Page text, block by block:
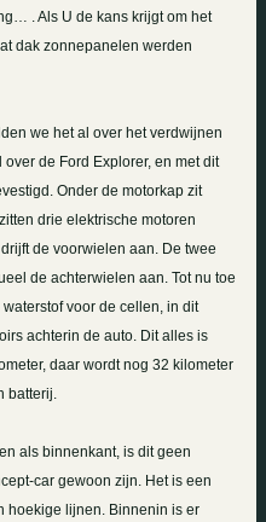
. Als U de kans krijgt om het
dak zonnepanelen werden
we het al over het verdwijnen
de Ford Explorer, en met dit
Onder de motorkap zit
drie elektrische motoren
de voorwielen aan. De twee
de achterwielen aan. Tot nu toe
voor de cellen, in dit
achterin de auto. Dit alles is
, daar wordt nog 32 kilometer
batterij.
als binnenkant, is dit geen
car gewoon zijn. Het is een
hoekige lijnen. Binnenin is er